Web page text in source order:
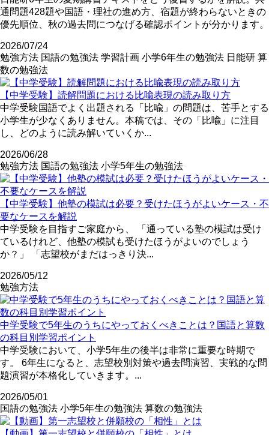
通問題428題や国語・理社の進め方、宿題が終わらないときの
優先順位、秋の過去問につなげる確認ポイントが分かります。
2026/07/24
勉強方法 国語の勉強法 学習計画 小学6年生の勉強法 日能研 算
数の勉強法
【中学受験】読解問題における比喩表現の読み取り方
中学受験国語でよく出題される「比喩」の問題は、苦手とする
小学生が少なくありません。本稿では、その「比喩」に注目
し、どのように読み解いていくか...
2026/06/28
勉強方法 国語の勉強法 小学5年生の勉強法
【中学受験】他塾の模試は必要？受けたほうがよいケース・不
要なケースを解説
中学受験を目指すご家庭から、 「通っている塾の模試は受け
ているけれど、他塾の模試も受けたほうがよいのでしょう
か？」 「志望校がまだはっきり決...
2026/05/12
勉強方法
中学受験で5年生のうちにやっておくべきことは？国語と算数
の科目別学習ポイント
中学受験において、小学5年生の後半は非常に重要な時期で
す。 6年生になると、志望校別対策や過去問演習、実戦的な問
題演習が本格化していきます。...
2026/05/01
国語の勉強法 小学5年生の勉強法 算数の勉強法